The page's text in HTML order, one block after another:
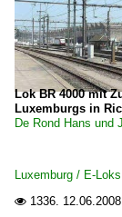
Lok BR 4000 mit
Luxemburgs in
De Rond Hans und
Luxemburg / E-
 1336. 12.06.2008